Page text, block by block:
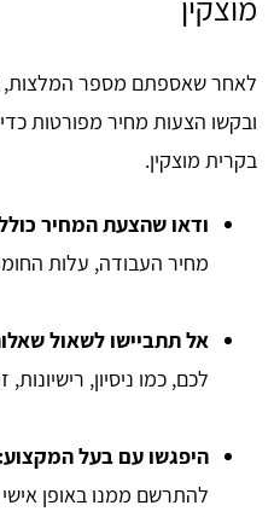
מוצקין
לאחר שאספתם מספר המלצות,
ובקשו הצעות מחיר מפורטות
בקרית מוצקין.
ודאו שהצעת המחיר
מחיר העבודה, עלות
אל תתביישו לשאול
לכם, כמו ניסיון, רישיונות,
היפגשו עם בעל המקצוע:
להתרשם ממנו באופן